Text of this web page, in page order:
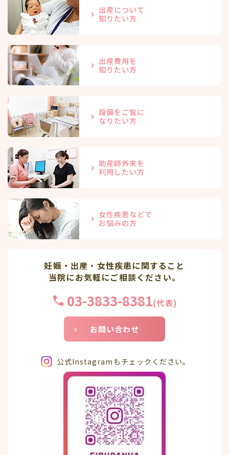
出産について
知りたい方
出産費用を
知りたい方
設備をご覧に
なりたい方
助産師外来を
利用したい方
女性疾患などで
お悩みの方
妊娠・出産・女性疾患に関すること
当院にお気軽にご相談ください。
03-3833-8381(代表)
お問い合わせ
公式Instagramもチェックください。